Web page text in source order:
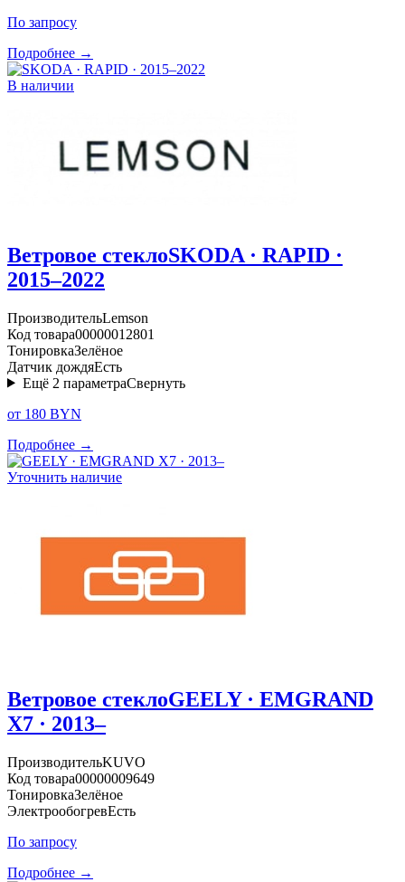
По запросу
Подробнее →
В наличии
Ветровое стеклоSKODA · RAPID ·
2015–2022
ПроизводительLemson
Код товара00000012801
ТонировкаЗелёное
Датчик дождяЕсть
Ещё 2 параметраСвернуть
от 180 BYN
Подробнее →
Уточнить наличие
Ветровое стеклоGEELY · EMGRAND
X7 · 2013–
ПроизводительKUVO
Код товара00000009649
ТонировкаЗелёное
ЭлектрообогревЕсть
По запросу
Подробнее →